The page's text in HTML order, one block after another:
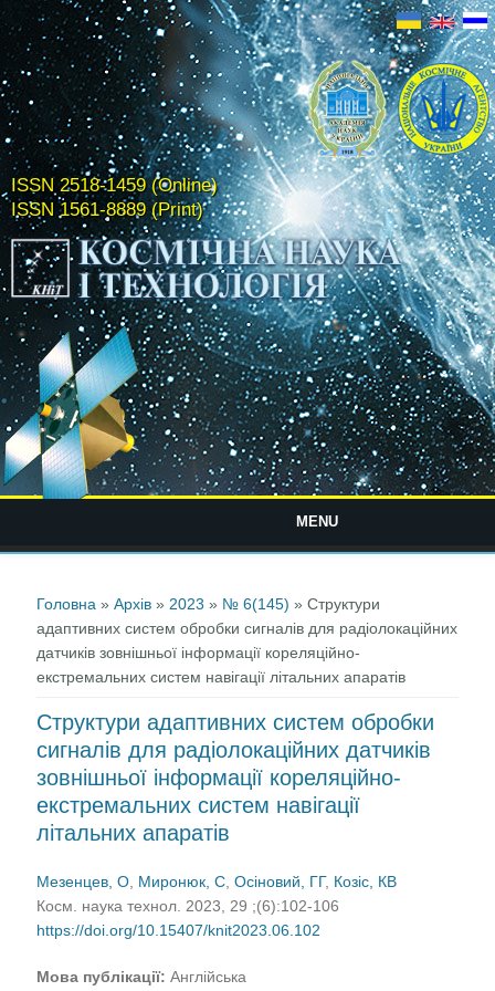
ISSN 2518-1459 (Online)
ISSN 1561-8889 (Print)
MENU
Головна »Архів » 2023 » № 6(145) » Структури
адаптивних систем обробки сигналів для радіолокаційних
датчиків зовнішньої інформації кореляційно-
екстремальних систем навігації літальних апаратів
Структури адаптивних систем обробки
сигналів для радіолокаційних датчиків
зовнішньої інформації кореляційно-
екстремальних систем навігації
літальних апаратів
Мезенцев, О Миронюк, С ,Осіновий, ГГ, Козіс, КВ
Косм. наука технол. 2023, 29 ;(6):102-106
https://doi.org/10.15407/knit2023.06.102
Мова публікації: Англійська